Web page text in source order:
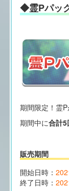
◆霊Pパッ
期間限定！霊
期間中に合計5
販売期間
開始日時：
終了日時：